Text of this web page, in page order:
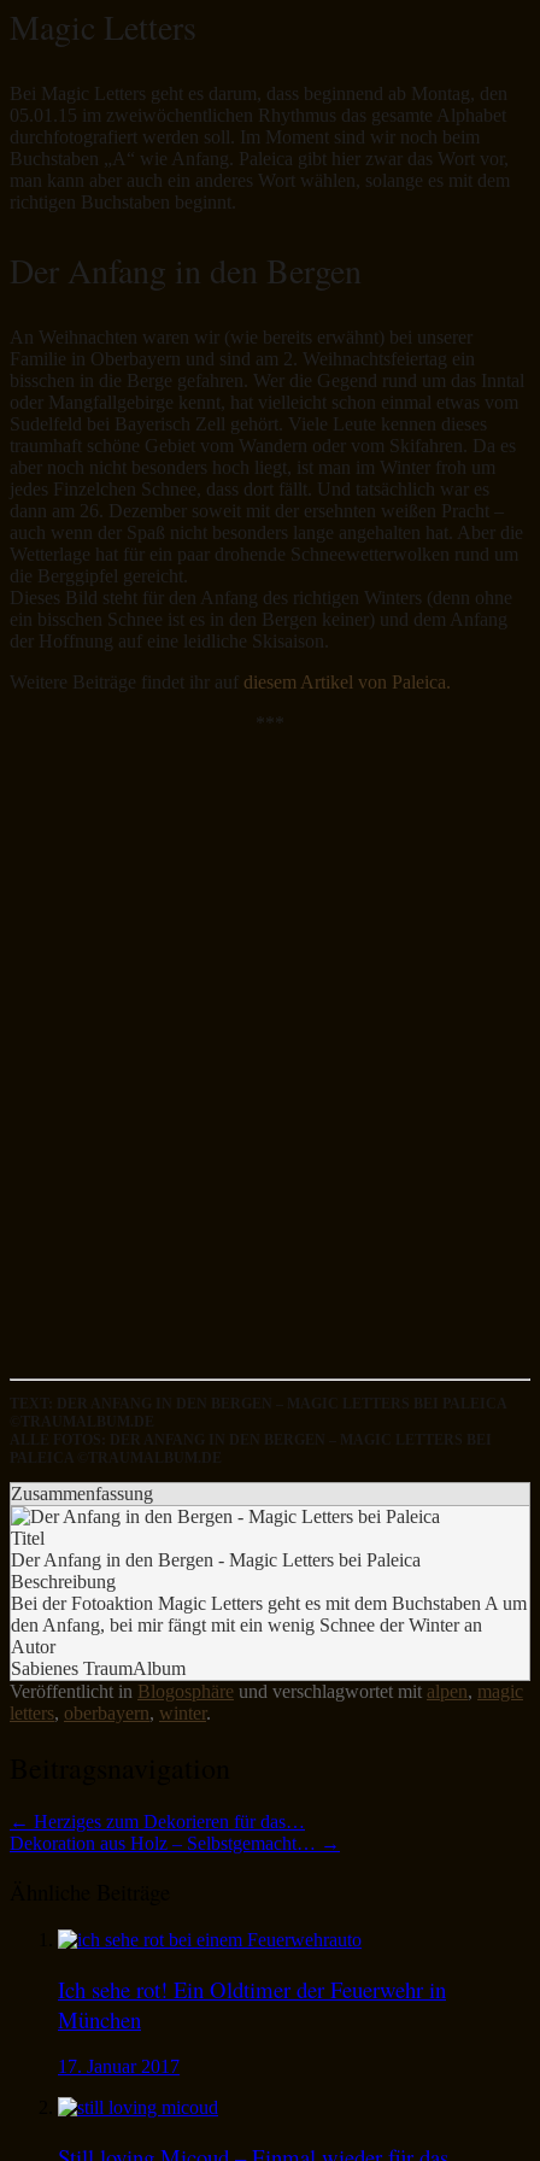
Magic Letters
Bei Magic Letters geht es darum, dass beginnend ab Montag, den
05.01.15 im zweiwöchentlichen Rhythmus das gesamte Alphabet
durchfotografiert werden soll. Im Moment sind wir noch beim
Buchstaben „A“ wie Anfang. Paleica gibt hier zwar das Wort vor,
man kann aber auch ein anderes Wort wählen, solange es mit dem
richtigen Buchstaben beginnt.
Der Anfang in den Bergen
An Weihnachten waren wir (wie bereits erwähnt) bei unserer
Familie in Oberbayern und sind am 2. Weihnachtsfeiertag ein
bisschen in die Berge gefahren. Wer die Gegend rund um das Inntal
oder Mangfallgebirge kennt, hat vielleicht schon einmal etwas vom
Sudelfeld bei Bayerisch Zell gehört. Viele Leute kennen dieses
traumhaft schöne Gebiet vom Wandern oder vom Skifahren. Da es
aber noch nicht besonders hoch liegt, ist man im Winter froh um
jedes Finzelchen Schnee, dass dort fällt. Und tatsächlich war es
dann am 26. Dezember soweit mit der ersehnten weißen Pracht –
auch wenn der Spaß nicht besonders lange angehalten hat. Aber die
Wetterlage hat für ein paar drohende Schneewetterwolken rund um
die Berggipfel gereicht.
Dieses Bild steht für den Anfang des richtigen Winters (denn ohne
ein bisschen Schnee ist es in den Bergen keiner) und dem Anfang
der Hoffnung auf eine leidliche Skisaison.
Weitere Beiträge findet ihr auf diesem Artikel von Paleica.
***
TEXT: DER ANFANG IN DEN BERGEN – MAGIC LETTERS BEI PALEICA
©TRAUMALBUM.DE
ALLE FOTOS: DER ANFANG IN DEN BERGEN – MAGIC LETTERS BEI
PALEICA ©TRAUMALBUM.DE
Zusammenfassung
Titel
Der Anfang in den Bergen - Magic Letters bei Paleica
Beschreibung
Bei der Fotoaktion Magic Letters geht es mit dem Buchstaben A um
den Anfang, bei mir fängt mit ein wenig Schnee der Winter an
Autor
Sabienes TraumAlbum
Veröffentlicht in Blogosphäre und verschlagwortet mit alpen, magic
letters, oberbayern, winter.
← Herziges zum Dekorieren für das…
Dekoration aus Holz – Selbstgemacht… →
Ich sehe rot! Ein Oldtimer der Feuerwehr in
München
17. Januar 2017